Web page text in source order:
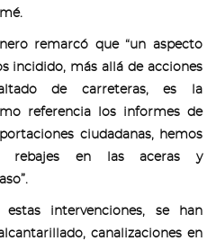
remarcó que “un aspecto
incidido, más allá de acciones
de carreteras, es la
referencia los informes de
ciudadanas, hemos
rebajes en las aceras y
intervenciones, se han
canalizaciones en